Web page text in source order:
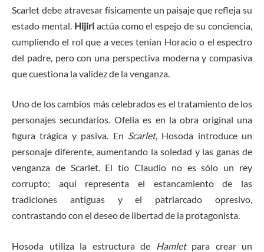
Scarlet debe atravesar físicamente un paisaje que refleja su
estado mental. Hijiri actúa como el espejo de su conciencia,
cumpliendo el rol que a veces tenían Horacio o el espectro
del padre, pero con una perspectiva moderna y compasiva
que cuestiona la validez de la venganza.
Uno de los cambios más celebrados es el tratamiento de los
personajes secundarios. Ofelia es en la obra original una
figura trágica y pasiva. En Scarlet, Hosoda introduce un
personaje diferente, aumentando la soledad y las ganas de
venganza de Scarlet. El tío Claudio no es sólo un rey
corrupto; aquí representa el estancamiento de las
tradiciones antiguas y el patriarcado opresivo,
contrastando con el deseo de libertad de la protagonista.
Hosoda utiliza la estructura de Hamletpara crear un